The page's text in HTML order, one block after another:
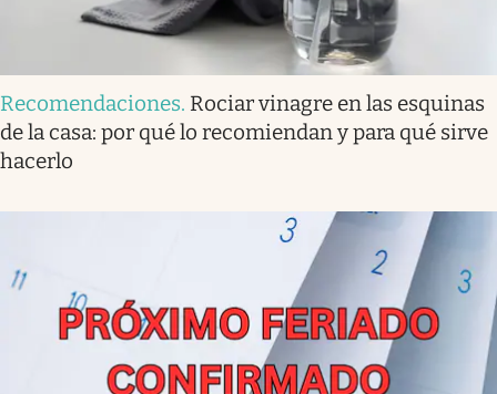
Recomendaciones. Rociar vinagre en las esquinas
de la casa: por qué lo recomiendan y para qué sirve
hacerlo